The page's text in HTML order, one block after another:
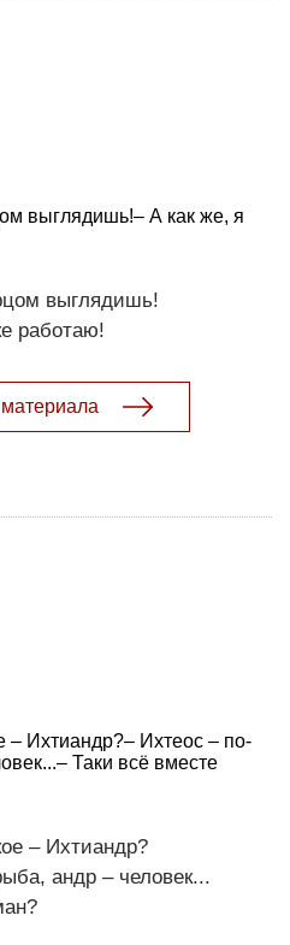
выглядишь!– А как же, я
выглядишь!
работаю!
– Ихтиандр?– Ихтеос – по-
Таки всё вместе
– Ихтиандр?
андр – человек...